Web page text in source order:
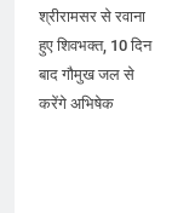
श्रीरामसर से रवाना
हुए शिवभक्त, 10 दिन
बाद गौमुख जल से
करेंगे अभिषेक